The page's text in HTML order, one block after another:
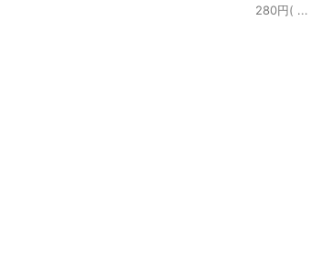
280円( ...